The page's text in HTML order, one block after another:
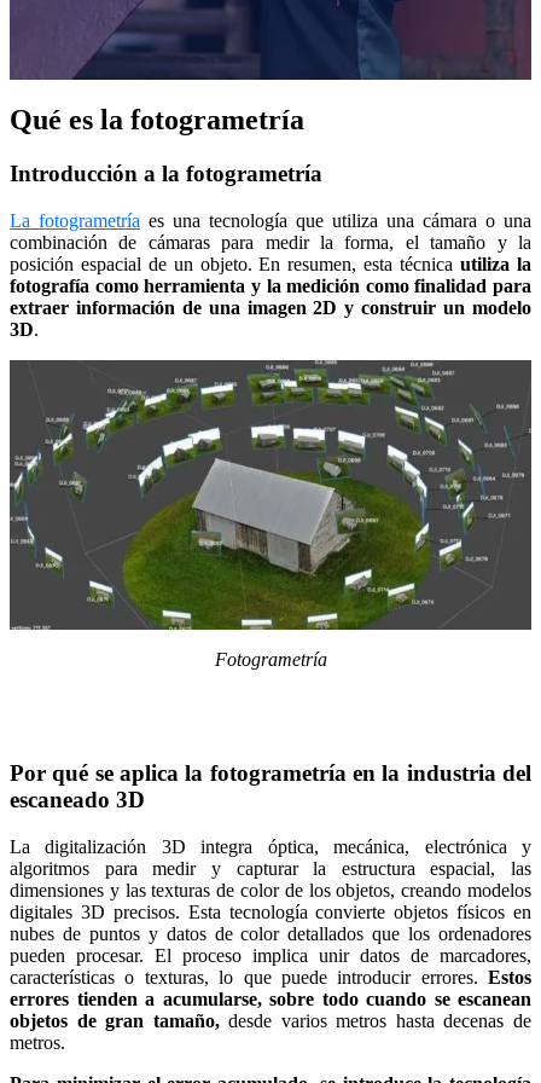
Escaneo intraoral
Aoralscan Elf
Aoralscan Elite
Aoralscan 3
Escáner para laboratorio
AutoScan-DS-EX Pro (H)
AutoScan-DS-EX Pro (C)
Ceramix-NanoNEUVO
AccuFab-Aris
AccuFab F1
AccuFab CEL
AccuFab L4D/K
Escáner facial 3D
e-Motion
NUEVO
MetiSmile
Unidades de postprocesado
FabCure 2
Ver todos los productos
Contáctanos
Qué es la fotogrametría
Introducción a la fotogrametría
La fotogrametría es una tecnología que utiliza una cámara o una
combinación de cámaras para medir la forma, el tamaño y la
posición espacial de un objeto. En resumen, esta técnicautiliza la
fotografía como herramienta y la medición como finalidad para
extraer información de una imagen 2D y construir un modelo
3D.
Fotogrametría
Por qué se aplica la fotogrametría en la industria del
escaneado 3D
La digitalización 3D integra óptica, mecánica, electrónica y
algoritmos para medir y capturar la estructura espacial, las
dimensiones y las texturas de color de los objetos, creando modelos
digitales 3D precisos. Esta tecnología convierte objetos físicos en
nubes de puntos y datos de color detallados que los ordenadores
pueden procesar. El proceso implica unir datos de marcadores,
características o texturas, lo que puede introducir errores. Estos
errores tienden a acumularse, sobre todo cuando se escanean
objetos de gran tamaño,desde varios metros hasta decenas de
metros.